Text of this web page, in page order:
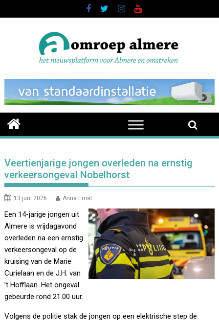
to
Veertienjarige jongen overleden na ernstig
verkeersongeval Nobelhorst
13 juni 2026 Anna Ernst
Een 14-jarige jongen uit
Almere is vrijdagavond
overleden na een ernstig
verkeersongeval op de
kruising van de Marie
Curielaan en de J.H. van
’t Hofflaan. Het ongeval
gebeurde rond 21.00 uur.
Volgens de politie stak de jongen op een elektrische step de